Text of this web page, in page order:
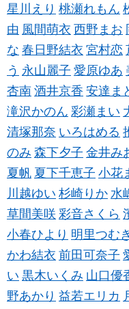
星川えり 桃瀬れもん
由 風間萌衣 西野まお
な 春日野結衣 宮村恋
う 永山麗子 愛原ゆあ
杏南 酒井京香 安達ま
滝沢かのん 彩瀬まい
清塚那奈 いろはめる
のみ 森下夕子 金井み
夏帆 夏下千恵子 小花
川越ゆい 杉崎りか 水
草間美咲 彩音さくら
小春ひより 明里つむ
かわ結衣 前田可奈子
い 黒木いくみ 山口優
野あかり 益若エリカ